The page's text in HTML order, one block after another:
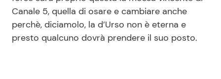
Canale 5, quella di osare e cambiare anche
perchè, diciamolo, la d’Urso non è eterna e
presto qualcuno dovrà prendere il suo posto.